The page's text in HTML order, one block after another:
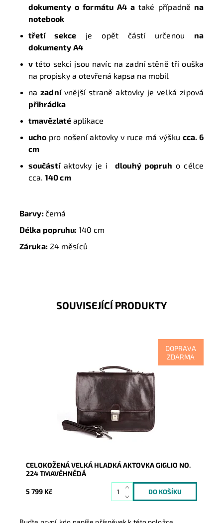
dokumenty o formátu A4 a také případně na
notebook
třetí sekce je opět částí určenou na
dokumenty A4
vtéto sekci jsou navíc na zadní stěně tři ouška
na propisky a otevřená kapsa na mobil
nazadnívnější straně aktovky je velká zipová
přihrádka
tmavězlaté aplikace
ucho pro nošení aktovky v ruce má výšku cca. 6
cm
součástí aktovky je idlouhý popruh o célce
cca.140 cm
Barvy:černá
Délka popruhu: 140 cm
Záruka:24 měsíců
SOUVISEJÍCÍ PRODUKTY
DOPRAVA
ZDARMA
Velmi kvalitní kožená aktovka v nádherné tmavěhnědé
barvě, která nezklame žádného úspěšného muže.
Skladem
17115
Giglio
2 roky
CELOKOŽENÁ VELKÁ HLADKÁ AKTOVKA GIGLIO NO.
224 TMAVĚHNĚDÁ
5 799 Kč